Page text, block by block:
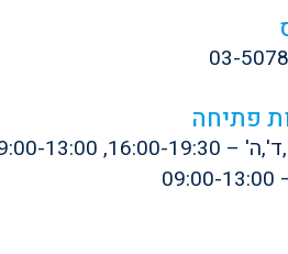
03-
פתיחה
19:30, 09:00-13:00